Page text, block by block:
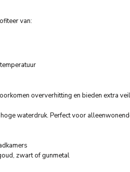
van:
oververhitting en bieden extra
waterdruk. Perfect voor
zwart of gunmetal